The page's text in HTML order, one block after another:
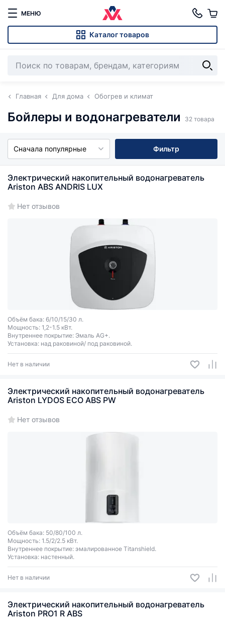
МЕНЮ
Каталог товаров
Главная Для дома Обогрев и климат
Бойлеры и водонагреватели 32 товара
Сначала популярные Фильтр
Электрический накопительный водонагреватель
Ariston ABS ANDRIS LUX
Нет отзывов
Объём бака: 6/10/15/30 л.
Мощность: 1,2-1.5 кВт.
Внутреннее покрытие: Эмаль AG+.
Установка: над раковиной/ под раковиной.
Нет в наличии
Электрический накопительный водонагреватель
Ariston LYDOS ECO ABS PW
Нет отзывов
Объём бака: 50/80/100 л.
Мощность: 1.5/2/2.5 кВт.
Внутреннее покрытие: эмалированное Titanshield.
Установка: настенный.
Нет в наличии
Электрический накопительный водонагреватель
Ariston PRO1 R ABS